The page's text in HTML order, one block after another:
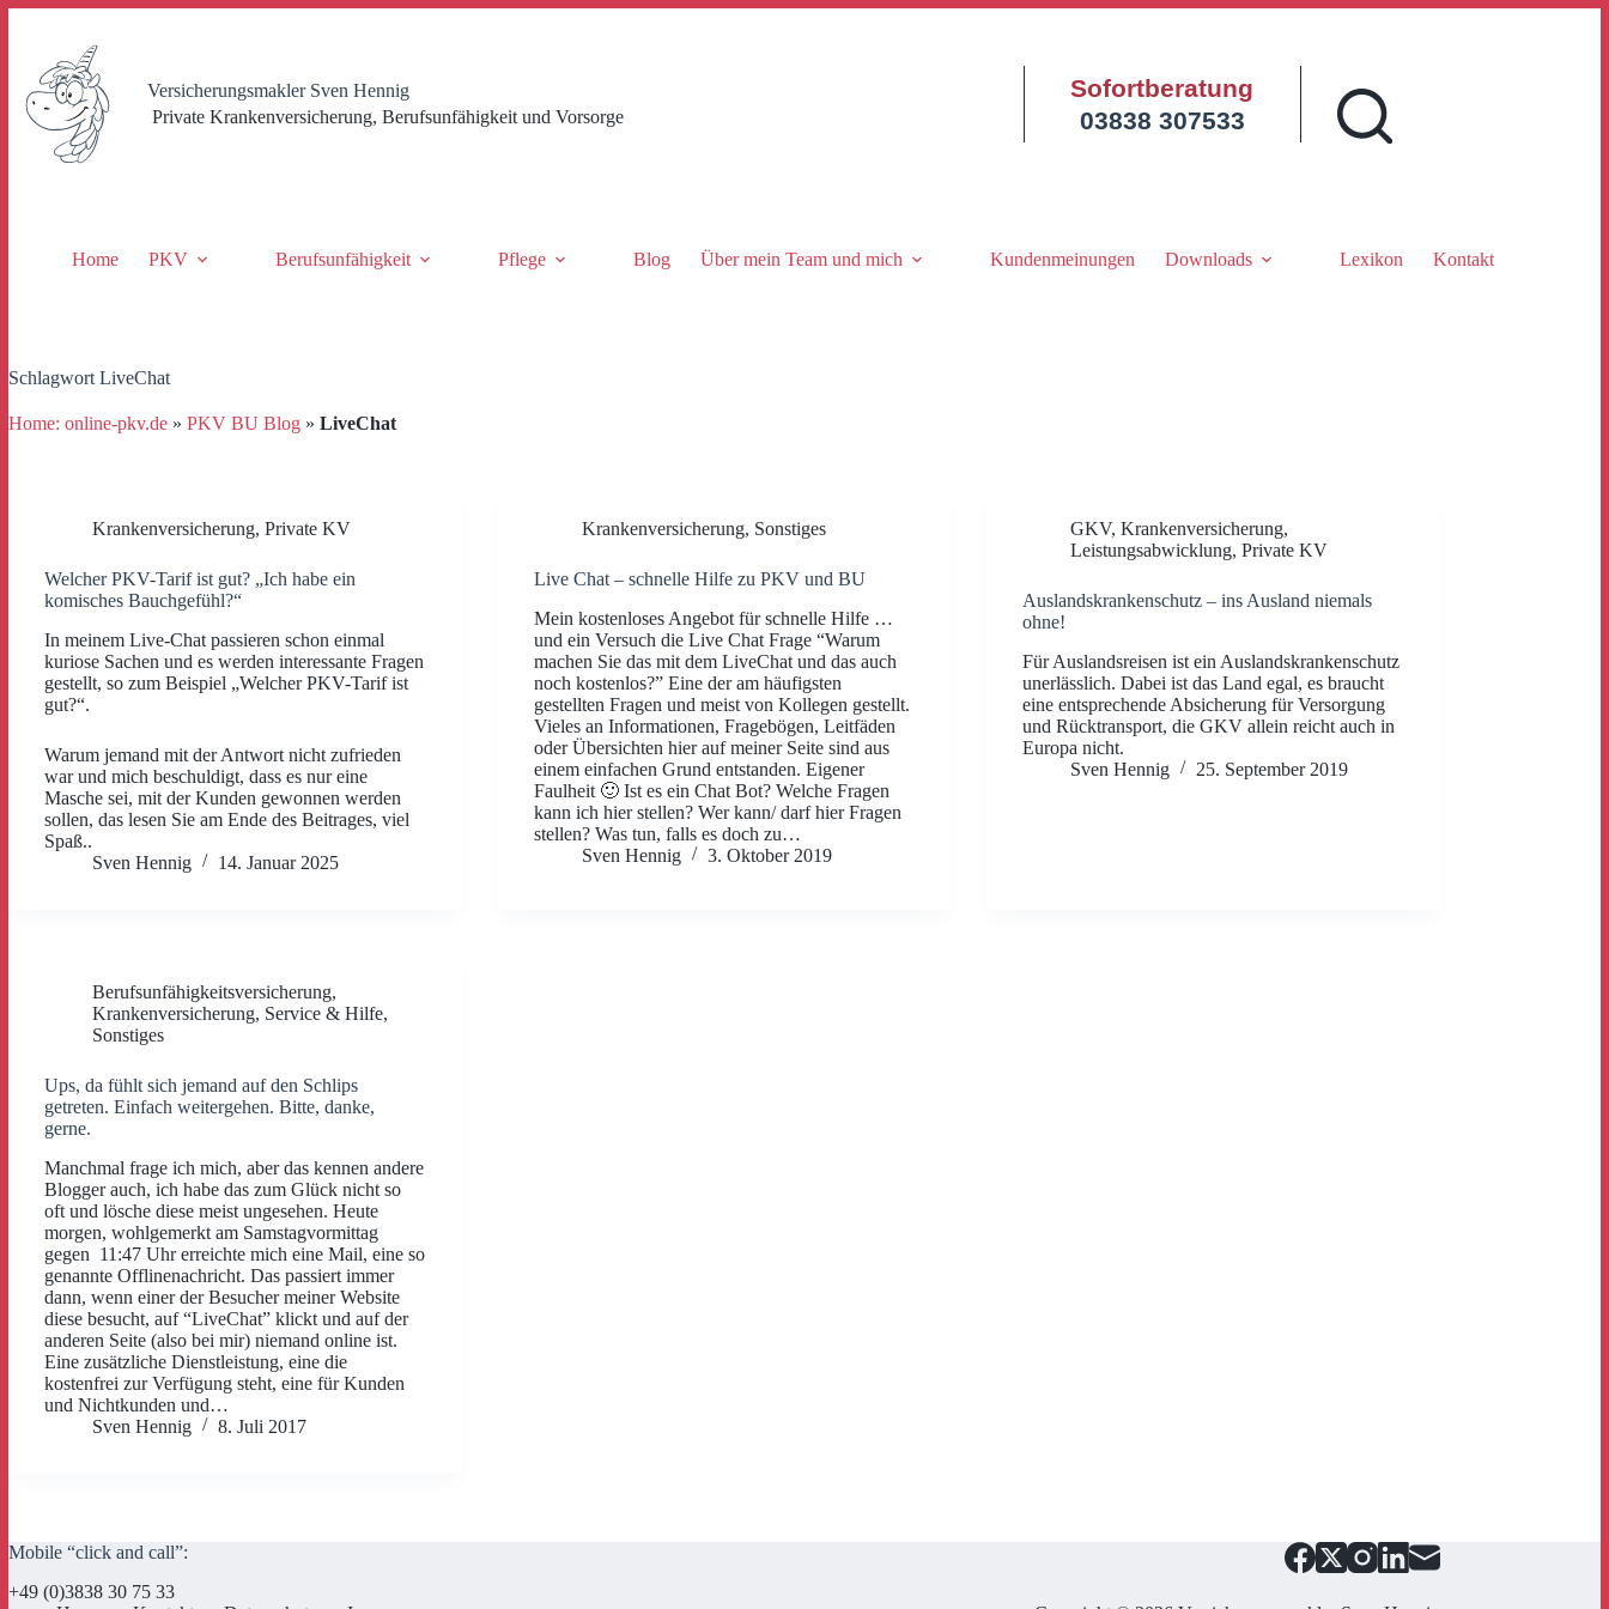
springen
Versicherungsmakler Sven Hennig
Private Krankenversicherung, Berufsunfähigkeit und Vorsorge
Sofortberatung
03838 307533
Home PKV Berufsunfähigkeit Pflege Blog Über mein Team und mich Kundenmeinungen Downloads Lexikon Kontakt
Schlagwort LiveChat
Home: online-pkv.de » PKV BU Blog » LiveChat
Krankenversicherung, Private KV
Welcher PKV-Tarif ist gut? „Ich habe ein
komisches Bauchgefühl?“
In meinem Live-Chat passieren schon einmal
kuriose Sachen und es werden interessante Fragen
gestellt, so zum Beispiel „Welcher PKV-Tarif ist
gut?“.
Warum jemand mit der Antwort nicht zufrieden
war und mich beschuldigt, dass es nur eine
Masche sei, mit der Kunden gewonnen werden
sollen, das lesen Sie am Ende des Beitrages, viel
Spaß..
Sven Hennig
14. Januar 2025
Krankenversicherung, Sonstiges
Live Chat – schnelle Hilfe zu PKV und BU
Mein kostenloses Angebot für schnelle Hilfe …
und ein Versuch die Live Chat Frage “Warum
machen Sie das mit dem LiveChat und das auch
noch kostenlos?” Eine der am häufigsten
gestellten Fragen und meist von Kollegen gestellt.
Vieles an Informationen, Fragebögen, Leitfäden
oder Übersichten hier auf meiner Seite sind aus
einem einfachen Grund entstanden. Eigener
Faulheit 🙂 Ist es ein Chat Bot? Welche Fragen
kann ich hier stellen? Wer kann/ darf hier Fragen
stellen? Was tun, falls es doch zu…
Sven Hennig
3. Oktober 2019
GKV,Krankenversicherung,
Leistungsabwicklung,Private KV
Auslandskrankenschutz – ins Ausland niemals
ohne!
Für Auslandsreisen ist ein Auslandskrankenschutz
unerlässlich. Dabei ist das Land egal, es braucht
eine entsprechende Absicherung für Versorgung
und Rücktransport, die GKV allein reicht auch in
Europa nicht.
Sven Hennig
25. September 2019
Berufsunfähigkeitsversicherung,
Krankenversicherung, Service & Hilfe,
Sonstiges
Ups, da fühlt sich jemand auf den Schlips
getreten. Einfach weitergehen. Bitte, danke,
gerne.
Manchmal frage ich mich, aber das kennen andere
Blogger auch, ich habe das zum Glück nicht so
oft und lösche diese meist ungesehen. Heute
morgen, wohlgemerkt am Samstagvormittag
gegen 11:47 Uhr erreichte mich eine Mail, eine so
genannte Offlinenachricht. Das passiert immer
dann, wenn einer der Besucher meiner Website
diese besucht, auf “LiveChat” klickt und auf der
anderen Seite (also bei mir) niemand online ist.
Eine zusätzliche Dienstleistung, eine die
kostenfrei zur Verfügung steht, eine für Kunden
und Nichtkunden und…
Sven Hennig
8. Juli 2017
Mobile “click and call”:
+49 (0)3838 30 75 33